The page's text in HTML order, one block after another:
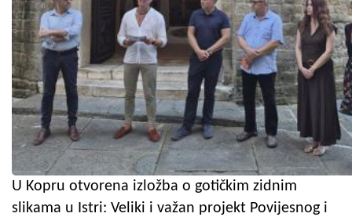
U Kopru otvorena izložba o gotičkim zidnim
slikama u Istri: Veliki i važan projekt Povijesnog i